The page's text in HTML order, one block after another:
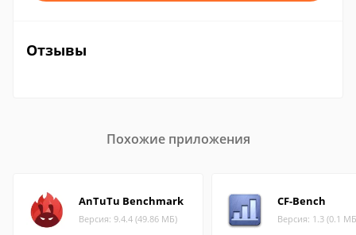
Отзывы
Похожие приложения
AnTuTu Benchmark
Версия: 9.4.4 (49.86 МБ)
CF-Bench
Версия: 1.3 (0.1